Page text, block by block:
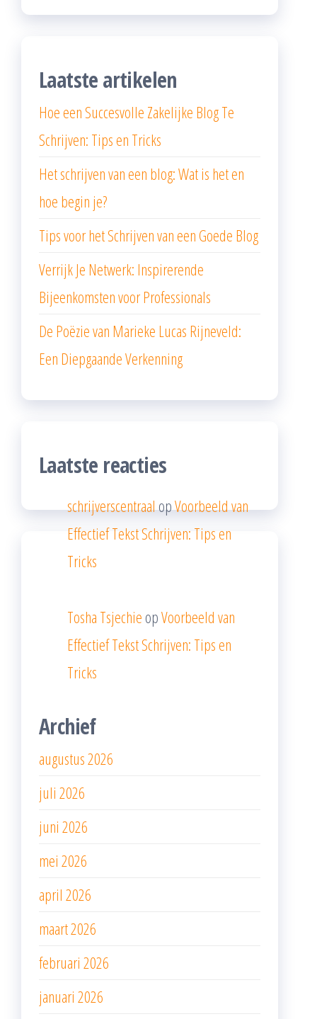
Laatste artikelen
Hoe een Succesvolle Zakelijke Blog Te
Schrijven: Tips en Tricks
Het schrijven van een blog: Wat is het en
hoe begin je?
Tips voor het Schrijven van een Goede Blog
Verrijk Je Netwerk: Inspirerende
Bijeenkomsten voor Professionals
De Poëzie van Marieke Lucas Rijneveld:
Een Diepgaande Verkenning
Laatste reacties
schrijverscentraalopVoorbeeld van
Effectief Tekst Schrijven: Tips en
Tricks
Tosha Tsjechie opVoorbeeld van
Effectief Tekst Schrijven: Tips en
Tricks
Archief
augustus 2026
juli 2026
juni 2026
mei 2026
april 2026
maart 2026
februari 2026
januari 2026